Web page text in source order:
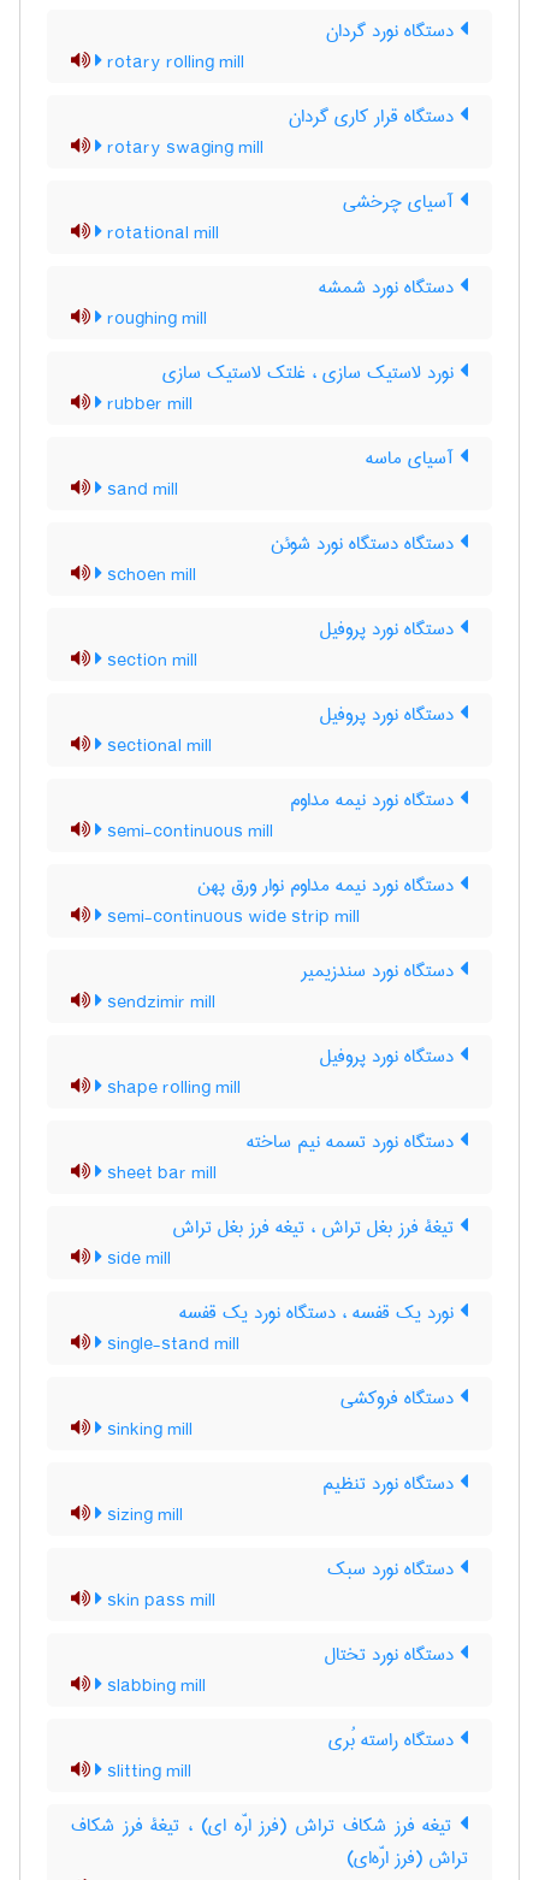
دستگاه نورد گردان
rotary rolling mill
دستگاه قرار کاری گردان
rotary swaging mill
آسیای چرخشی
rotational mill
دستگاه نورد شمشه
roughing mill
نورد لاستیک سازی ، غلتک لاستیک سازی
rubber mill
آسیای ماسه
sand mill
دستگاه دستگاه نورد شوئن
schoen mill
دستگاه نورد پروفیل
section mill
دستگاه نورد پروفیل
sectional mill
دستگاه نورد نیمه مداوم
semi-continuous mill
دستگاه نورد نیمه مداوم نوار ورق پهن
semi-continuous wide strip mill
دستگاه نورد سندزیمیر
sendzimir mill
دستگاه نورد پروفیل
shape rolling mill
دستگاه نورد تسمه نیم ساخته
sheet bar mill
تیغۀ فرز بغل تراش ، تیغه فرز بغل تراش
side mill
نورد یک قفسه ، دستگاه نورد یک قفسه
single-stand mill
دستگاه فروکشی
sinking mill
دستگاه نورد تنظیم
sizing mill
دستگاه نورد سبک
skin pass mill
دستگاه نورد تختال
slabbing mill
دستگاه راسته بُری
slitting mill
تیغه فرز شکاف تراش (فرز ارّه ای) ، تیغۀ فرز شکاف
تراش (فرز ارّه‌ای)